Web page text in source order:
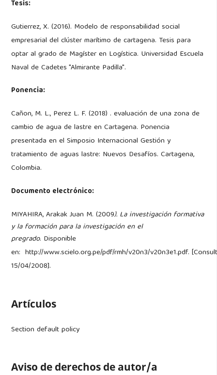
Tesis:
Gutierrez, X. (2016). Modelo de responsabilidad social
empresarial del clúster marítimo de cartagena. Tesis para
optar al grado de Magíster en Logística. Universidad Escuela
Naval de Cadetes "Almirante Padilla".
Ponencia:
Cañon, M. L., Perez L. F. (2018) . evaluación de una zona de
cambio de agua de lastre en Cartagena. Ponencia
presentada en el Simposio Internacional Gestión y
tratamiento de aguas lastre: Nuevos Desafíos. Cartagena,
Colombia.
Documento electrónico:
MIYAHIRA, Arakak Juan M. (2009). La investigación formativa
y la formación para la investigación en el
pregrado. Disponible
en: http://www.scielo.org.pe/pdf/rmh/v20n3/v20n3e1.pdf.
15/04/2008].
Artículos
Section default policy
Aviso de derechos de autor/a